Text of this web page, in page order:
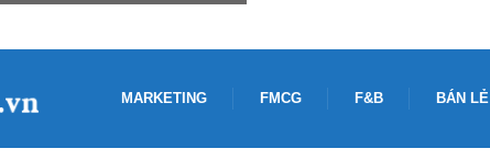
MARKETING FMCG F&B BÁN LẺ